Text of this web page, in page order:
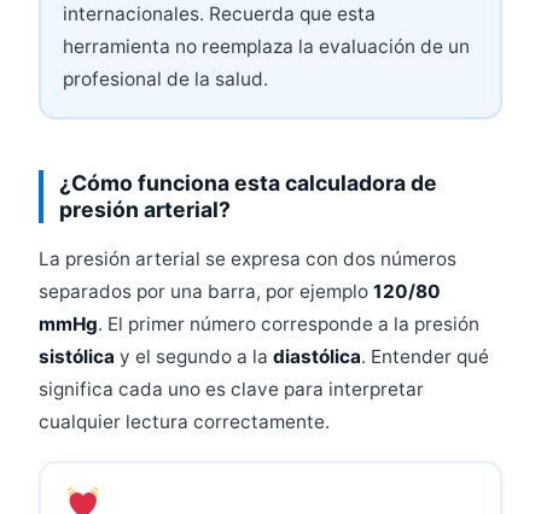
internacionales. Recuerda que esta
herramienta no reemplaza la evaluación de un
profesional de la salud.
¿Cómo funciona esta calculadora de
presión arterial?
La presión arterial se expresa con dos números
separados por una barra, por ejemplo 120/80
mmHg. El primer número corresponde a la presión
sistólica y el segundo a la diastólica. Entender qué
significa cada uno es clave para interpretar
cualquier lectura correctamente.